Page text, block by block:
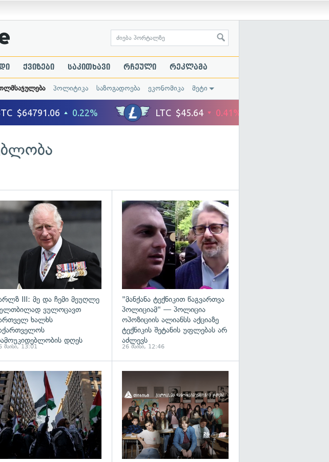
ქვიზები საკითხავი რჩეული რეკლამა
პოლიტიკა საზოგადოება ეკონომიკა მეტი
გადახედვა
III: მე და ჩემი მეუღლე
ვულოცავთ
ხალხს
დღეს
მაისი, 13:01
"მანქანა ტექნიკით წაგვართვა
პოლიციამ" — პოლიცია
ოპოზიციის ალიანსს აქციაზე
ტექნიკის შეტანის უფლებას არ
აძლევს
26 მაისი, 12:46